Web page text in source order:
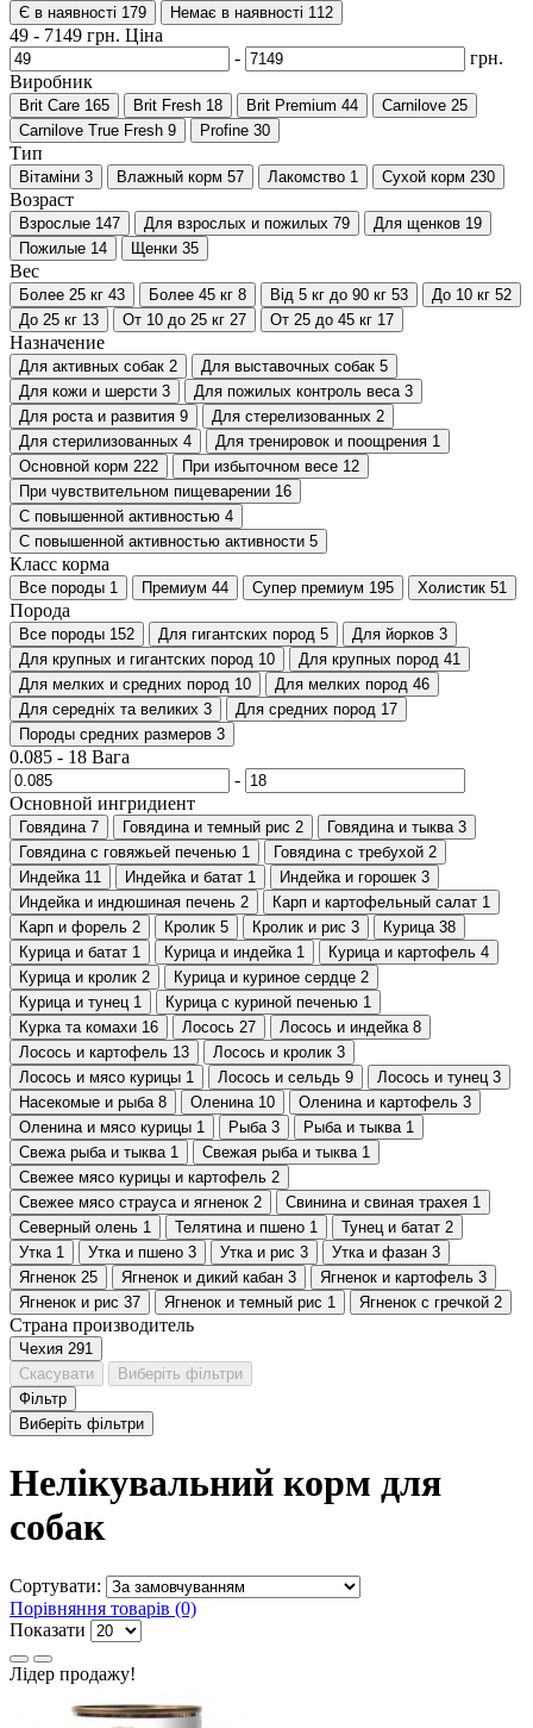
Є в наявності 179 Немає в наявності 112
49 - 7149 грн. Ціна
-
грн.
Виробник
Brit Care 165 Brit Fresh 18 Brit Premium 44 Carnilove 25
Carnilove True Fresh 9 Profine 30
Тип
Вітаміни 3 Влажный корм 57 Лакомство 1 Сухой корм 230
Возраст
Взрослые 147 Для взрослых и пожилых 79 Для щенков 19
Пожилые 14 Щенки 35
Вес
Более 25 кг 43 Более 45 кг 8 Від 5 кг до 90 кг 53 До 10 кг 52
До 25 кг 13 От 10 до 25 кг 27 От 25 до 45 кг 17
Назначение
Для активных собак 2 Для выставочных собак 5
Для кожи и шерсти 3 Для пожилых контроль веса 3
Для роста и развития 9 Для стерелизованных 2
Для стерилизованных 4 Для тренировок и поощрения 1
Основной корм 222 При избыточном весе 12
При чувствительном пищеварении 16
С повышенной активностью 4
С повышенной активностью активности 5
Класс корма
Все породы 1 Премиум 44 Супер премиум 195 Холистик 51
Порода
Все породы 152 Для гигантских пород 5 Для йорков 3
Для крупных и гигантских пород 10 Для крупных пород 41
Для мелких и средних пород 10 Для мелких пород 46
Для середніх та великих 3 Для средних пород 17
Породы средних размеров 3
0.085 - 18 Вага
-
Основной ингридиент
Говядина 7 Говядина и темный рис 2 Говядина и тыква 3
Говядина с говяжьей печенью 1 Говядина с требухой 2
Индейка 11 Индейка и батат 1 Индейка и горошек 3
Индейка и индюшиная печень 2 Карп и картофельный салат 1
Карп и форель 2 Кролик 5 Кролик и рис 3 Курица 38
Курица и батат 1 Курица и индейка 1 Курица и картофель 4
Курица и кролик 2 Курица и куриное сердце 2
Курица и тунец 1 Курица с куриной печенью 1
Курка та комахи 16 Лосось 27 Лосось и индейка 8
Лосось и картофель 13 Лосось и кролик 3
Лосось и мясо курицы 1 Лосось и сельдь 9 Лосось и тунец 3
Насекомые и рыба 8 Оленина 10 Оленина и картофель 3
Оленина и мясо курицы 1 Рыба 3 Рыба и тыква 1
Свежа рыба и тыква 1 Свежая рыба и тыква 1
Свежее мясо курицы и картофель 2
Свежее мясо страуса и ягненок 2 Свинина и свиная трахея 1
Северный олень 1 Телятина и пшено 1 Тунец и батат 2
Утка 1 Утка и пшено 3 Утка и рис 3 Утка и фазан 3
Ягненок 25 Ягненок и дикий кабан 3 Ягненок и картофель 3
Ягненок и рис 37 Ягненок и темный рис 1 Ягненок с гречкой 2
Страна производитель
Чехия 291
Скасувати
Виберіть фільтри
Фільтр
Виберіть фільтри
Нелікувальний корм для
собак
Сортувати:
Порівняння товарів (0)
Показати
Лідер продажу!